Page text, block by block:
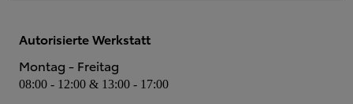
Autorisierte Werkstatt
Montag - Freitag
08:00 - 12:00 & 13:00 - 17:00